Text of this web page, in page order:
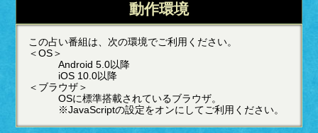
動作環境
この占い番組は、次の環境でご利用ください。
＜OS＞
Android 5.0以降
iOS 10.0以降
＜ブラウザ＞
OSに標準搭載されているブラウザ。
※JavaScriptの設定をオンにしてご利用ください。